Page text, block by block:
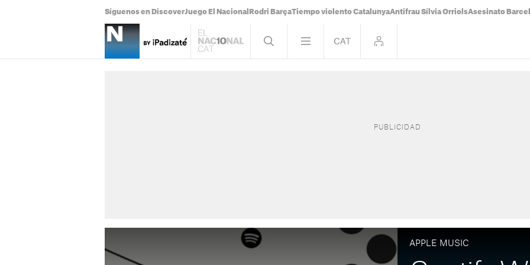
Síguenos en DiscoverJuego El Nacional Rodri BarçaTiempo violento CatalunyaAntifrau Sílvia OrriolsAsesinato
APPLE MUSIC